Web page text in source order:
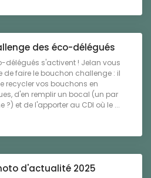
des éco-délégués
délégués s'activent ! Jelan vous
de faire le bouchon challenge : il
recycler vos bouchons en
d'en remplir un bocal (un par
?) et de l'apporter au CDI où le ...
d'actualité 2025